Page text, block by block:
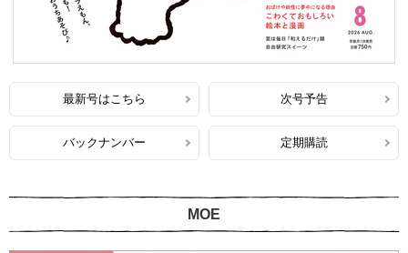
最新号はこちら 次号予告
バックナンバー 定期購読
MOE